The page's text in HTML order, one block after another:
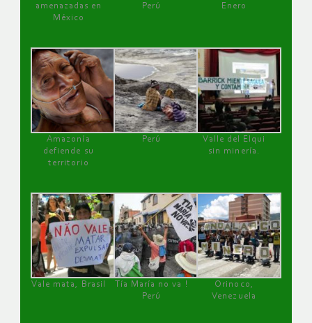
amenazadas en
México
Perú
Enero
Amazonía
defiende su
territorio
Perú
Valle del Elqui
sin minería.
Vale mata, Brasil
Tía María no va !
Perú
Orinoco,
Venezuela